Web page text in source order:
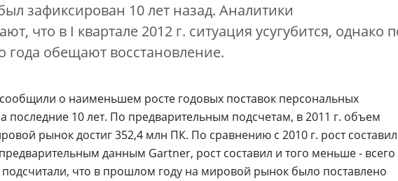
зафиксирован 10 лет назад. Аналитики
что в I квартале 2012 г. ситуация усугубится, однако
года обещают восстановление.
о наименьшем росте годовых поставок персональных
последние 10 лет. По предварительным подсчетам, в 2011 г. объем
рынок достиг 352,4 млн ПК. По сравнению с 2010 г. рост составил
данным Gartner, рост составил и того меньше - всего
подсчитали, что в прошлом году на мировой рынок было поставлено